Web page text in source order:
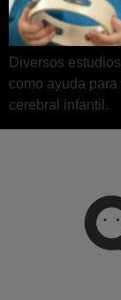
Diversos
como ayuda
cerebral infantil.